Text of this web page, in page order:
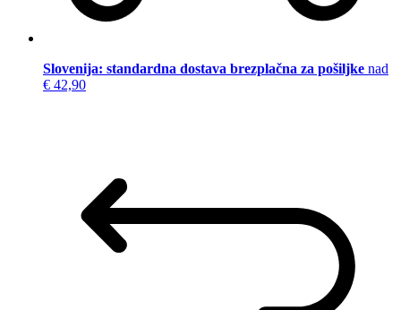
Slovenija: standardna dostava brezplačna za pošiljke nad
€ 42,90